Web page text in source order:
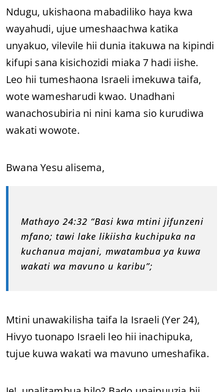
Ndugu, ukishaona mabadiliko haya kwa
wayahudi, ujue umeshaachwa katika
unyakuo, vilevile hii dunia itakuwa na kipindi
kifupi sana kisichozidi miaka 7 hadi iishe.
Leo hii tumeshaona Israeli imekuwa taifa,
wote wamesharudi kwao. Unadhani
wanachosubiria ni nini kama sio kurudiwa
wakati wowote.
Bwana Yesu alisema,
Mathayo 24:32 “Basi kwa mtini jifunzeni
mfano; tawi lake likiisha kuchipuka na
kuchanua majani, mwatambua ya kuwa
wakati wa mavuno u karibu”;
Mtini unawakilisha taifa la Israeli (Yer 24),
Hivyo tuonapo Israeli leo hii inachipuka,
tujue kuwa wakati wa mavuno umeshafika.